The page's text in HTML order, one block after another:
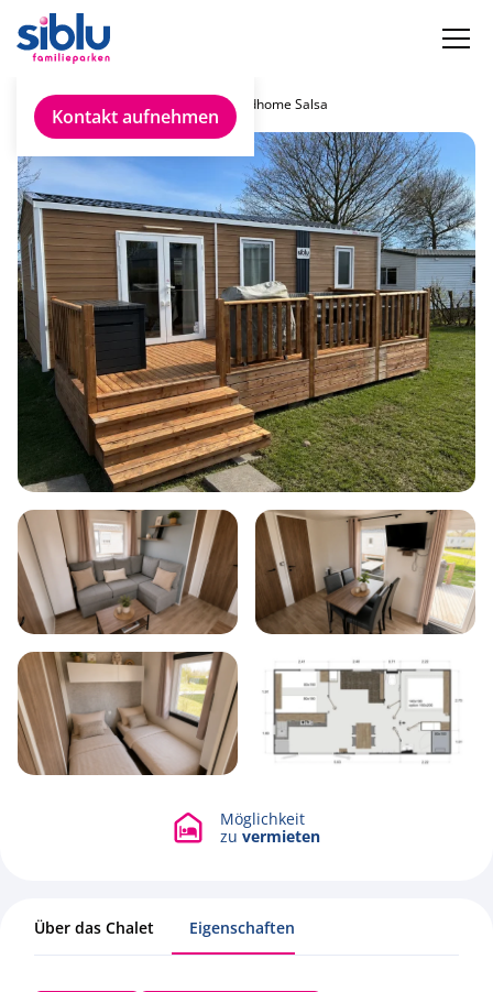
Kontakt aufnehmen
Rapidhome Salsa
4 1 2 32m2
Möglichkeit
zu vermieten
Über das Chalet Eigenschaften